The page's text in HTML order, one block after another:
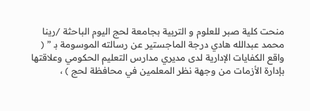
منحت كلية صبر للعلوم و التربية بجامعة لحج اليوم الباحثة /رينا
محمد عبدالله هادي درجة الماجستير عن رسالته الموسومة بـ ” (
واقع الكفايات الإدارية لدى مديري مدارس التعليم الحكومي وعلاقتها
بإدارة الأزمات من وجهة نظر المعلمين في محافظة لحج ) ،